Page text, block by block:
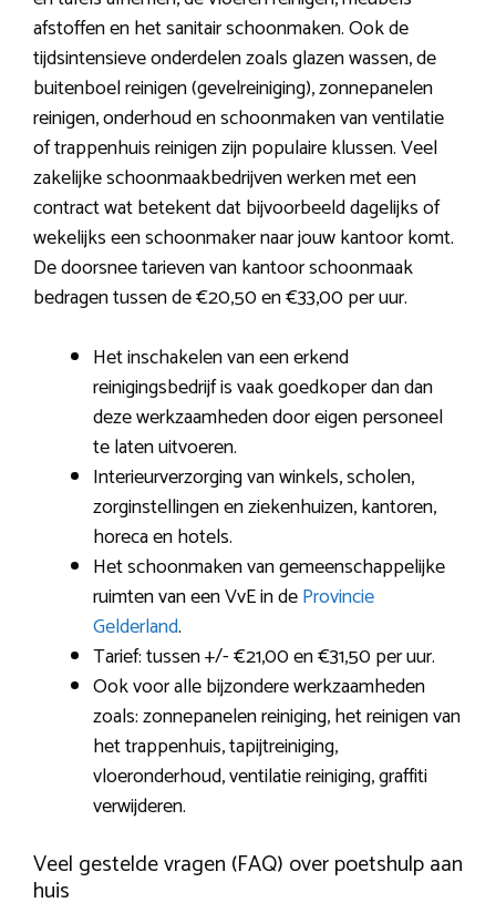
afstoffen en het sanitair schoonmaken. Ook de
tijdsintensieve onderdelen zoals glazen wassen, de
buitenboel reinigen (gevelreiniging), zonnepanelen
reinigen, onderhoud en schoonmaken van ventilatie
of trappenhuis reinigen zijn populaire klussen. Veel
zakelijke schoonmaakbedrijven werken met een
contract wat betekent dat bijvoorbeeld dagelijks of
wekelijks een schoonmaker naar jouw kantoor komt.
De doorsnee tarieven van kantoor schoonmaak
bedragen tussen de €20,50 en €33,00 per uur.
Het inschakelen van een erkend
reinigingsbedrijf is vaak goedkoper dan dan
deze werkzaamheden door eigen personeel
te laten uitvoeren.
Interieurverzorging van winkels, scholen,
zorginstellingen en ziekenhuizen, kantoren,
horeca en hotels.
Het schoonmaken van gemeenschappelijke
ruimten van een VvE in deProvincie
Gelderland.
Tarief: tussen +/- €21,00 en €31,50 per uur.
Ook voor alle bijzondere werkzaamheden
zoals: zonnepanelen reiniging, het reinigen van
het trappenhuis, tapijtreiniging,
vloeronderhoud, ventilatie reiniging, graffiti
verwijderen.
Veel gestelde vragen (FAQ) over poetshulp aan
huis